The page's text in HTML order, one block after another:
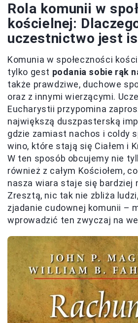
Rola komunii w
kościelnej:
uczestnictwo jest
Komunia w społeczności
tylko gest podania sobie rąk
także prawdziwe, duchowe
oraz z innymi wierzącymi.
Eucharystii przypomina
największą duszpasterską
gdzie zamiast nachos i coldy
wino, które stają się Ciałem i
W ten sposób obcujemy nie
również z całym Kościołem,
nasza wiara staje się bardziej
Zresztą, nic tak nie zbliża
zjadanie cudownej komunii –
wprowadzić ten zwyczaj na